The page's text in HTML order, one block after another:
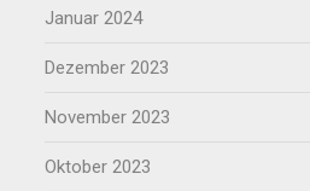
Januar 2024
Dezember 2023
November 2023
Oktober 2023